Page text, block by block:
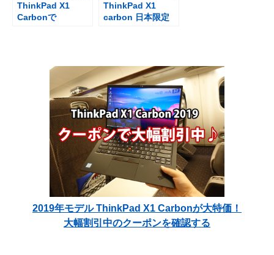
ThinkPad X1
Carbonで
ThinkPad X1
carbon 日本限定
2019年モデル ThinkPad X1 Carbonが大特価！
大幅割引中のクーポンを確認する